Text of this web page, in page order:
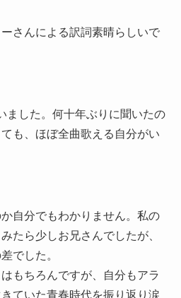
さんによる訳詞素晴らしいで
ました。何十年ぶりに聞いたの
も、ほぼ全曲歌える自分がい
自分でもわかりません。私の
たら少しお兄さんでしたが、
でした。
もちろんですが、自分もアラ
ていた青春時代を振り返り涙